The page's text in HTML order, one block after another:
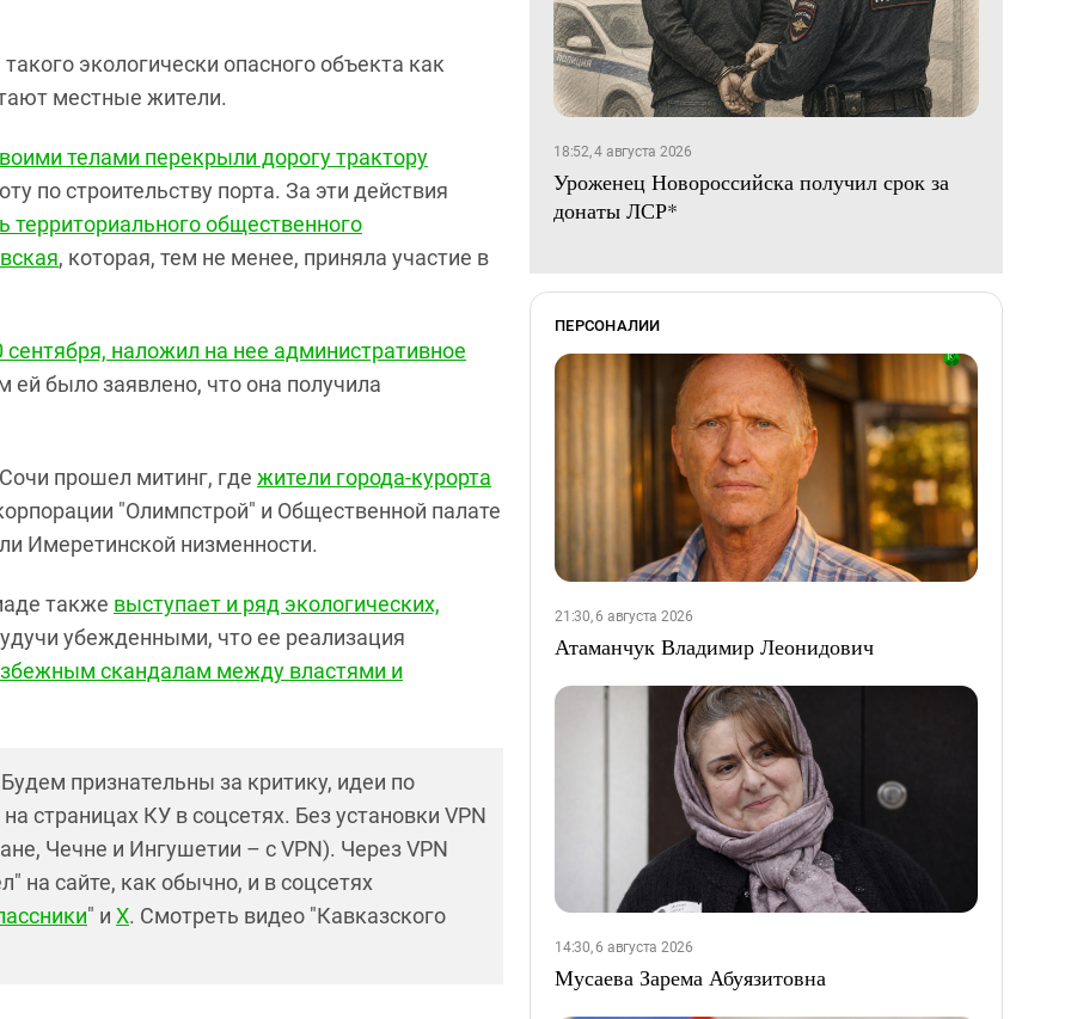
экологически опасного объекта как
местные жители.
телами перекрыли дорогу трактору
по строительству порта. За эти действия
общественного
, которая, тем не менее, приняла участие в
сентября, наложил на нее административное
ей было заявлено, что она получила
прошел митинг, где жители города-курорта
"Олимпстрой" и Общественной палате
Имеретинской низменности.
также выступает и ряд экологических,
убежденными, что ее реализация
скандалам между властями и
признательны за критику, идеи по
страницах КУ в соцсетях. Без установки VPN
Чечне и Ингушетии – с VPN). Через VPN
на сайте, как обычно, и в соцсетях
" и X. Смотреть видео "Кавказского
18:52, 4 августа 2026
Уроженец Новороссийска получил срок за
донаты ЛСР*
ПЕРСОНАЛИИ
21:30, 6 августа 2026
Атаманчук Владимир Леонидович
14:30, 6 августа 2026
Мусаева Зарема Абуязитовна